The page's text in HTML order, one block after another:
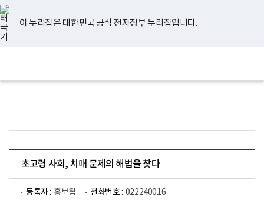
너
비
767px
이
하
이 누리집은 대한민국 공식 전자정부 누리집입니다.
지
검
메
홈
초고령 사회, 치매 문제의 해법을 찾다
등록자 : 홍보팀 전화번호 : 022240016
유
튜
브
페
이
스
북
인
스
타
그
램
블
로
그